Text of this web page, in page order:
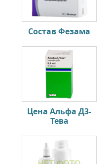
Состав Фезама
Цена Альфа Д3-
Тева